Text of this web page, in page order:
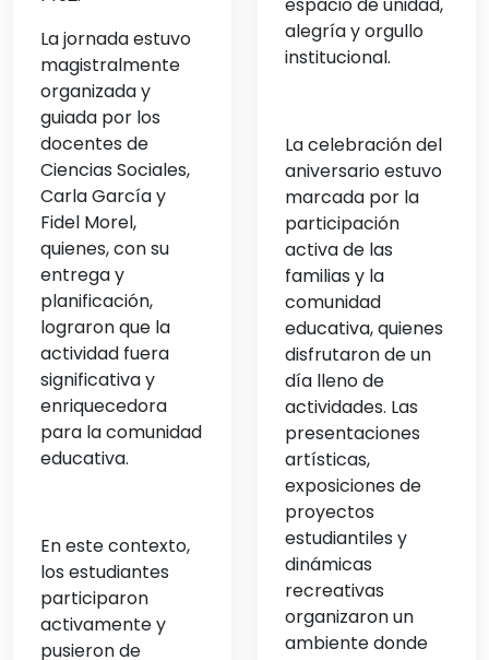
La jornada estuvo
magistralmente
organizada y
guiada por los
docentes de
Ciencias Sociales,
Carla García y
Fidel Morel,
quienes, con su
entrega y
planificación,
lograron que la
actividad fuera
significativa y
enriquecedora
para la comunidad
educativa.
En este contexto,
los estudiantes
participaron
activamente y
pusieron de
alegría y orgullo
institucional.
La celebración del
aniversario estuvo
marcada por la
participación
activa de las
familias y la
comunidad
educativa, quienes
disfrutaron de un
día lleno de
actividades. Las
presentaciones
artísticas,
exposiciones de
proyectos
estudiantiles y
dinámicas
recreativas
organizaron un
ambiente donde